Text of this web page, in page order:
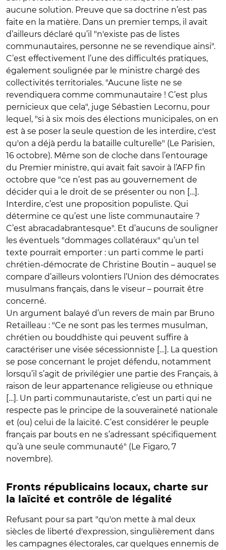
aucune solution. Preuve que sa doctrine n’est pas
faite en la matière. Dans un premier temps, il avait
d’ailleurs déclaré qu’il "n'existe pas de listes
communautaires, personne ne se revendique ainsi".
C’est effectivement l’une des difficultés pratiques,
également soulignée par le ministre chargé des
collectivités territoriales. "Aucune liste ne se
revendiquera comme communautaire ! C’est plus
pernicieux que cela", juge Sébastien Lecornu, pour
lequel, "si à six mois des élections municipales, on en
est à se poser la seule question de les interdire, c'est
qu'on a déjà perdu la bataille culturelle" (Le Parisien,
16 octobre). Même son de cloche dans l’entourage
du Premier ministre, qui avait fait savoir à l’AFP fin
octobre que "ce n’est pas au gouvernement de
décider qui a le droit de se présenter ou non […].
Interdire, c’est une proposition populiste. Qui
détermine ce qu’est une liste communautaire ?
C’est abracadabrantesque". Et d’aucuns de souligner
les éventuels "dommages collatéraux" qu’un tel
texte pourrait emporter : un parti comme le parti
chrétien-démocrate de Christine Boutin – auquel se
compare d’ailleurs volontiers l’Union des démocrates
musulmans français, dans le viseur – pourrait être
concerné.
Un argument balayé d’un revers de main par Bruno
Retailleau : "Ce ne sont pas les termes musulman,
chrétien ou bouddhiste qui peuvent suffire à
caractériser une visée sécessionniste […]. La question
se pose concernant le projet défendu, notamment
lorsqu’il s’agit de privilégier une partie des Français, à
raison de leur appartenance religieuse ou ethnique
[…]. Un parti communautariste, c’est un parti qui ne
respecte pas le principe de la souveraineté nationale
et (ou) celui de la laïcité. C’est considérer le peuple
français par bouts en ne s’adressant spécifiquement
qu’à une seule communauté" (Le Figaro, 7
novembre).
Fronts républicains locaux, charte sur
la laïcité et contrôle de légalité
Refusant pour sa part "qu'on mette à mal deux
siècles de liberté d'expression, singulièrement dans
les campagnes électorales, car quelques ennemis de